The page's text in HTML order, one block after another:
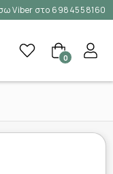
Viber στο 6984558160
0